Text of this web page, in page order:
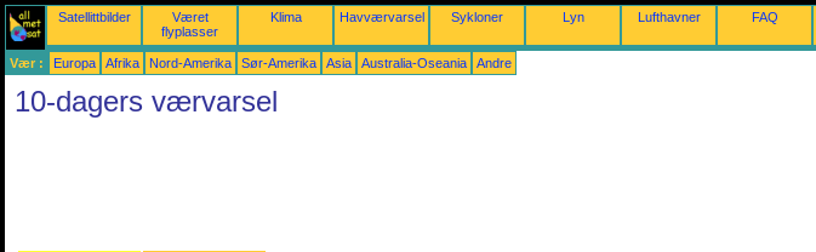
Satellittbilder
Været
flyplasser
Klima Havværvarsel Sykloner Lyn Lufthavner FAQ
Vær : Europa Afrika Nord-Amerika Sør-Amerika Asia Australia-Oseania Andre
10-dagers værvarsel